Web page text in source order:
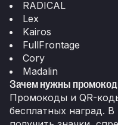
RADICAL
Lex
Kairos
FullFrontage
Cory
Madalin
Зачем нужны
Промокоды и QR-
бесплатных наград.